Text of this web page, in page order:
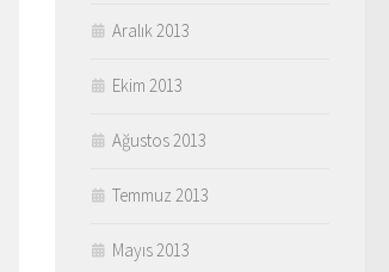
Aralık 2013
Ekim 2013
Ağustos 2013
Temmuz 2013
Mayıs 2013